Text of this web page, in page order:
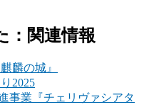
：関連情報
麟の城』
2025
事業『チェリヴァシアタ